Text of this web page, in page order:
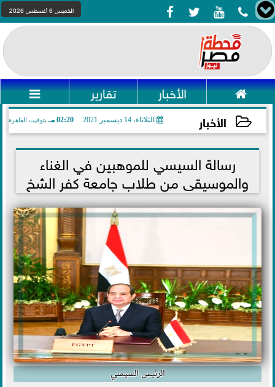
    الخميس 6 أغسطس 2026
 الأخبار تقارير 
الأخبار الثلاثاء، 14 ديسمبر 2021 02:20 مـ بتوقيت القاهرة
2021-12-14 14:20:59رسالة السيسي للموهبين في الغناء
والموسيقى من طلاب جامعة كفر الشخ
الرئيس السيسي